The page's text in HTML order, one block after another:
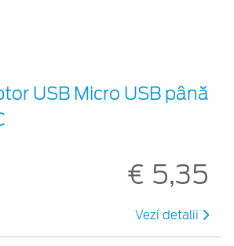
USB Micro USB până
€ 5,35
Vezi detalii